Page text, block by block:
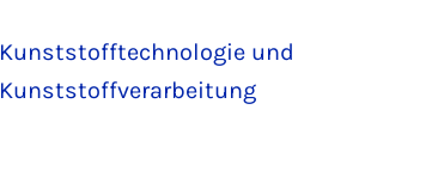
Kunststofftechnologie und
Kunststoffverarbeitung